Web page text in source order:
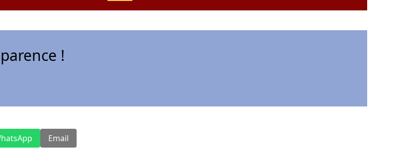
!
Email